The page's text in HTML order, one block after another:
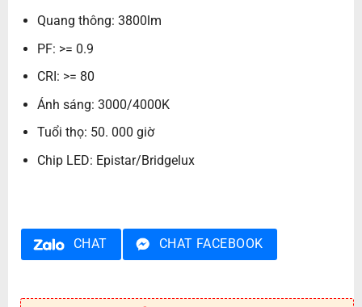
Quang thông: 3800lm
PF: >= 0.9
CRI: >= 80
Ánh sáng: 3000/4000K
Tuổi thọ: 50. 000 giờ
Chip LED: Epistar/Bridgelux
CHAT CHAT FACEBOOK